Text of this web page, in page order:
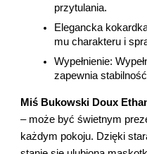
przytulania.
Elegancka
mu charakteru i
Wypełnienie:
zapewnia
Miś Bukowski Doux
– może być świetnym
każdym pokoju. Dzięki